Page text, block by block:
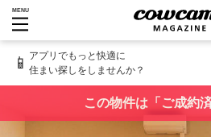
MENU
📱 アプリでもっと快適に
住まい探しをしませんか？
この物件は「ご成約